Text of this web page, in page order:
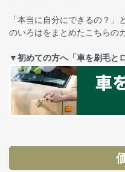
「本当に自分にできるの？
のいろはをまとめたこちらの
▼初めての方へ「車を刷毛と